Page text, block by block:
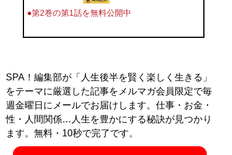
●第2巻の第1話を無料公開中
SPA！編集部が「人生後半を賢く楽しく生きる」
をテーマに厳選した記事をメルマガ会員限定で毎
週金曜日にメールでお届けします。仕事・お金・
性・人間関係…人生を豊かにする秘訣が見つかり
ます。無料・10秒で完了です。